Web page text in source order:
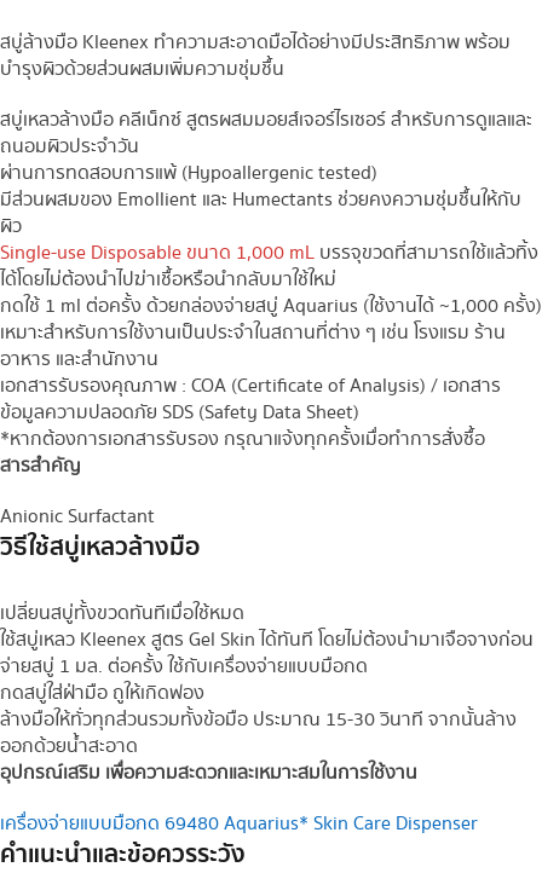
สบู่ล้างมือ Kleenex ทำความสะอาดมือได้อย่างมีประสิทธิภาพ พร้อม
บำรุงผิวด้วยส่วนผสมเพิ่มความชุ่มชื้น
สบู่เหลวล้างมือ คลีเน็กซ์ สูตรผสมมอยส์เจอร์ไรเซอร์ สำหรับการดูแลและ
ถนอมผิวประจำวัน
ผ่านการทดสอบการแพ้ (Hypoallergenic tested)
มีส่วนผสมของ Emollient และ Humectants ช่วยคงความชุ่มชื้นให้กับ
ผิว
Single-use Disposable ขนาด 1,000 mL บรรจุขวดที่สามารถใช้แล้วทิ้ง
ได้โดยไม่ต้องนำไปฆ่าเชื้อหรือนำกลับมาใช้ใหม่
กดใช้ 1 ml ต่อครั้ง ด้วยกล่องจ่ายสบู่ Aquarius (ใช้งานได้ ~1,000 ครั้ง)
เหมาะสำหรับการใช้งานเป็นประจำในสถานที่ต่าง ๆ เช่น โรงแรม ร้าน
อาหาร และสำนักงาน
เอกสารรับรองคุณภาพ : COA (Certificate of Analysis) / เอกสาร
ข้อมูลความปลอดภัย SDS (Safety Data Sheet)
*หากต้องการเอกสารรับรอง กรุณาแจ้งทุกครั้งเมื่อทำการสั่งซื้อ
สารสำคัญ
Anionic Surfactant
วิธีใช้สบู่เหลวล้างมือ
เปลี่ยนสบู่ทั้งขวดทันทีเมื่อใช้หมด
ใช้สบู่เหลว Kleenex สูตร Gel Skin ได้ทันที โดยไม่ต้องนำมาเจือจางก่อน
จ่ายสบู่ 1 มล. ต่อครั้ง ใช้กับเครื่องจ่ายแบบมือกด
กดสบู่ใส่ฝ่ามือ ถูให้เกิดฟอง
ล้างมือให้ทั่วทุกส่วนรวมทั้งข้อมือ ประมาณ 15-30 วินาที จากนั้นล้าง
ออกด้วยน้ำสะอาด
อุปกรณ์เสริม เพื่อความสะดวกและเหมาะสมในการใช้งาน
เครื่องจ่ายแบบมือกด 69480 Aquarius* Skin Care Dispenser
คำแนะนำและข้อควรระวัง